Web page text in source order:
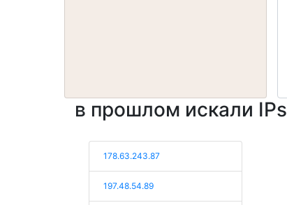
в прошлом искали IPs
178.63.243.87
197.48.54.89